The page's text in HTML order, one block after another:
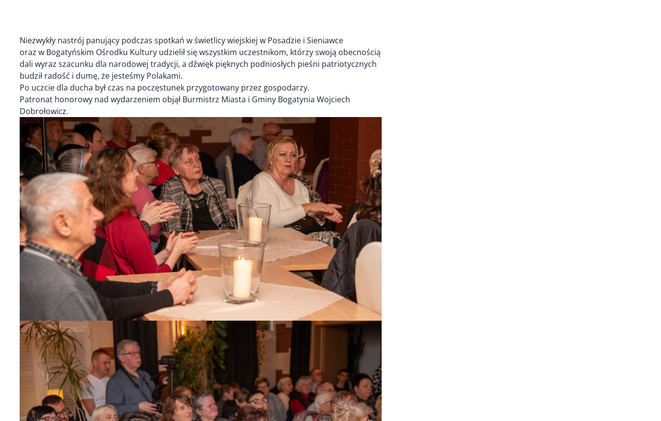
Niezwykły nastrój panujący podczas spotkań w świetlicy wiejskiej w Posadzie i Sieniawce
oraz w Bogatyńskim Ośrodku Kultury udzielił się wszystkim uczestnikom, którzy swoją obecnością
dali wyraz szacunku dla narodowej tradycji, a dźwięk pięknych podniosłych pieśni patriotycznych
budził radość i dumę, że jesteśmy Polakami.
Po uczcie dla ducha był czas na poczęstunek przygotowany przez gospodarzy.
Patronat honorowy nad wydarzeniem objął Burmistrz Miasta i Gminy Bogatynia Wojciech
Dobrołowicz.